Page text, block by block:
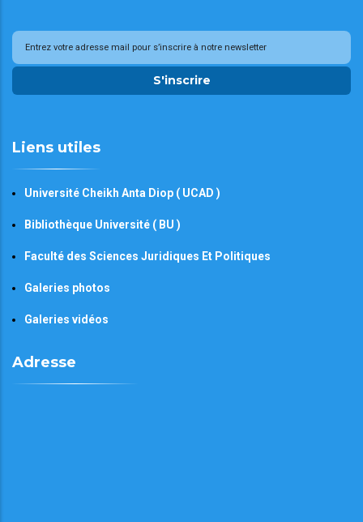
S'inscrire
Liens utiles
Université Cheikh Anta Diop ( UCAD )
Bibliothèque Université ( BU )
Faculté des Sciences Juridiques Et Politiques
Galeries photos
Galeries vidéos
Adresse